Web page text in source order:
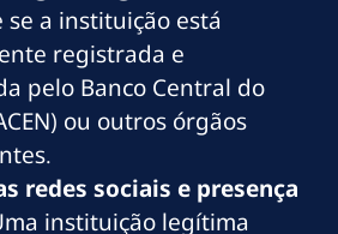
a instituição está
registrada e
pelo Banco Central do
ou outros órgãos
redes sociais e presença
instituição legítima